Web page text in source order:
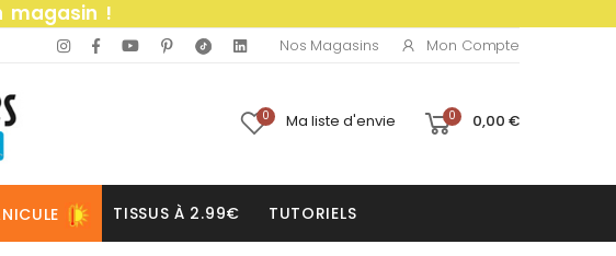
magasin !
Nos Magasins Mon Compte
0 Ma liste d'envie 0 0,00 €
TISSUS À 2.99€ TUTORIELS